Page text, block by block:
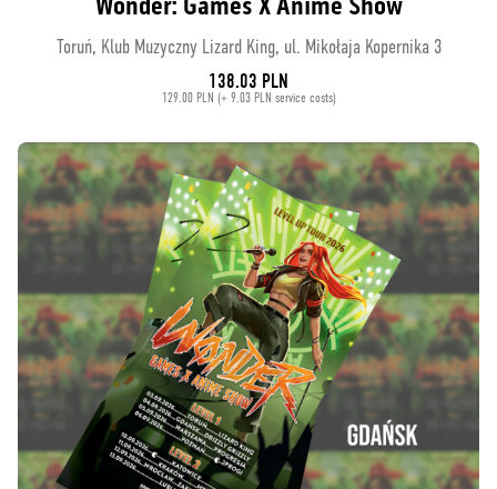
Toruń, Klub Muzyczny Lizard King, ul. Mikołaja Kopernika 3
138.03 PLN
129.00 PLN (+ 9.03 PLN service costs)